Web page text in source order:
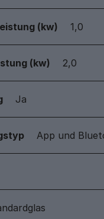
(kw) 1,0
(kw) 2,0
Ja
App und